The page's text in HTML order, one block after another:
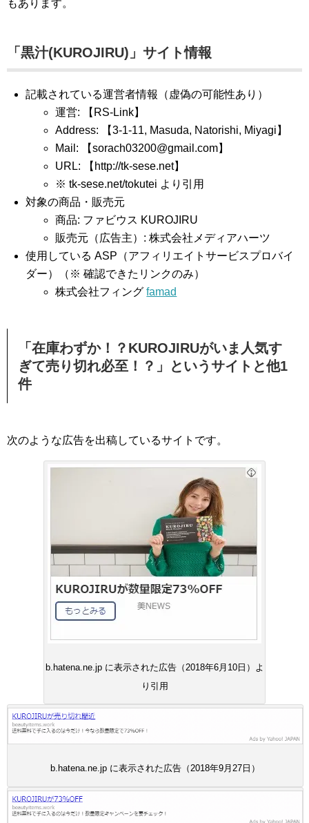
もあります。
「黒汁(KUROJIRU)」サイト情報
記載されている運営者情報（虚偽の可能性あり）
運営: 【RS-Link】
Address: 【3-1-11, Masuda, Natorishi, Miyagi】
Mail: 【sorach03200@gmail.com】
URL: 【http://tk-sese.net】
※ tk-sese.net/tokutei より引用
対象の商品・販売元
商品: ファビウス KUROJIRU
販売元（広告主）: 株式会社メディアハーツ
使用している ASP（アフィリエイトサービスプロバイ
ダー）（※ 確認できたリンクのみ）
株式会社フィングfamad
「在庫わずか！？KUROJIRUがいま人気す
ぎて売り切れ必至！？」というサイトと他1
件
次のような広告を出稿しているサイトです。
b.hatena.ne.jp に表示された広告（2018年6月10日）よ
り引用
b.hatena.ne.jp に表示された広告（2018年9月27日）